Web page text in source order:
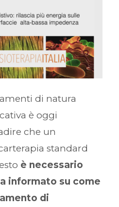
di natura
è oggi
che un
standard
è necessario
informato su come
di